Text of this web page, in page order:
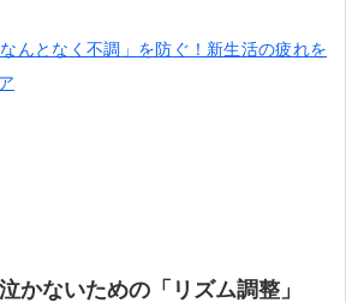
んとなく不調」を防ぐ！新生活の疲れを
かないための「リズム調整」